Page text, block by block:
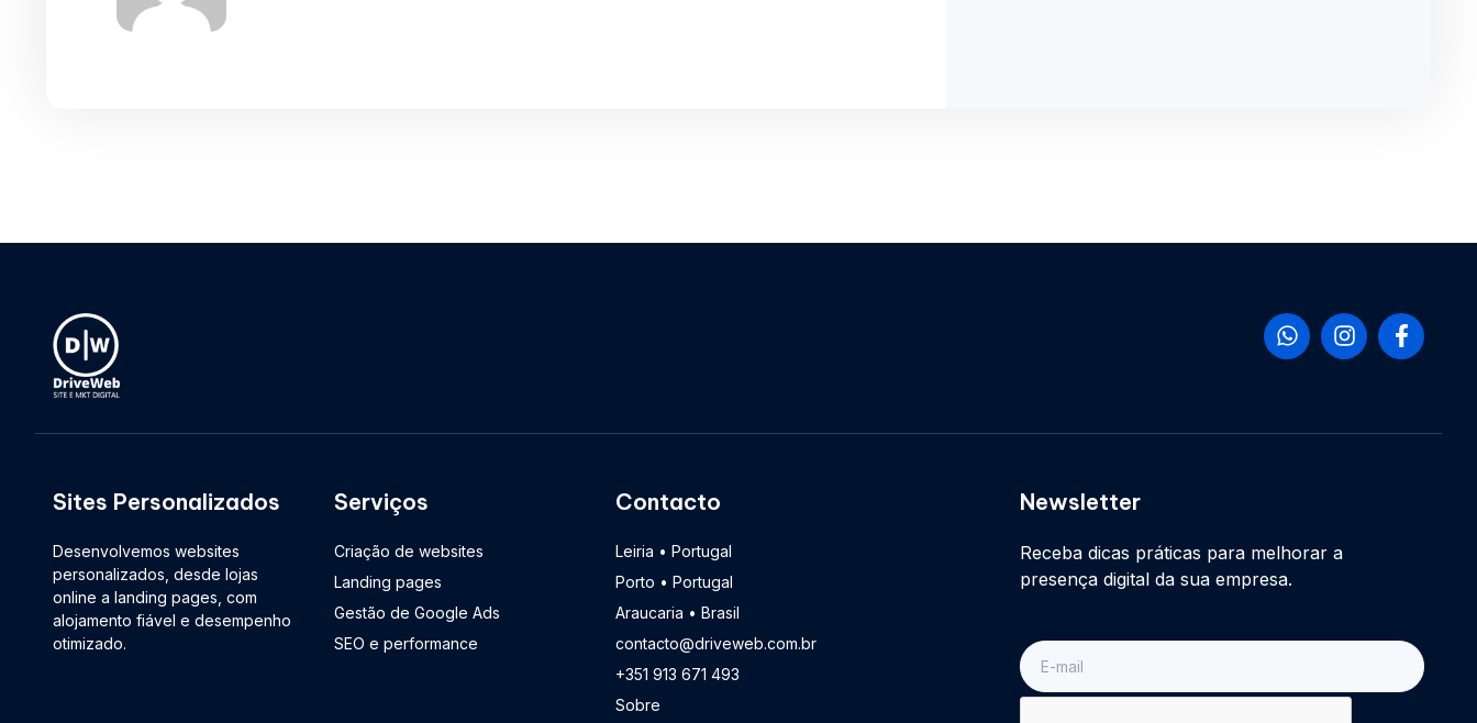
Sites Personalizados
Desenvolvemos websites
personalizados, desde lojas
online a landing pages, com
alojamento fiável e desempenho
otimizado.
Serviços
Criação de websites
Landing pages
Gestão de Google Ads
SEO e performance
Contacto
Leiria • Portugal
Porto • Portugal
Araucaria • Brasil
contacto@driveweb.com.br
+351 913 671 493
Sobre
Newsletter
Receba dicas práticas para melhorar a
presença digital da sua empresa.
E-
mail